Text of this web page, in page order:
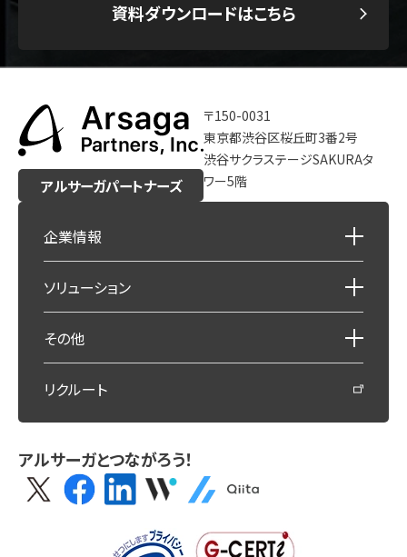
資料ダウンロードはこちら
アルサーガパートナーズ
〒150-0031
東京都渋谷区桜丘町3番2号
渋谷サクラステージSAKURAタ
ワー5階
企業情報
ソリューション
その他
リクルート
アルサーガとつながろう！